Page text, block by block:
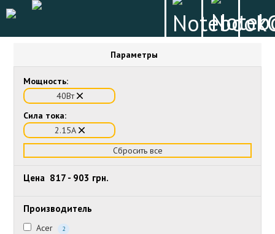
Параметры
Мощность:
40Вт
Сила тока:
2.15А
Сбросить все
Цена 817 - 903 грн.
Производитель
Acer 2